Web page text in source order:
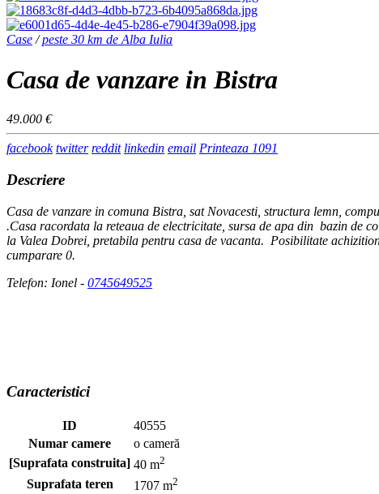
Case/peste 30 km de Alba Iulia
Casa de vanzare in Bistra
49.000 €
facebook twitter reddit linkedin email Printeaza 1091
Descriere
Casa de vanzare in comuna Bistra, sat Novacesti, structura lemn,
.Casa racordata la reteaua de electricitate, sursa de apa din bazin de
la Valea Dobrei, pretabila pentru casa de vacanta. Posibilitate
cumparare 0.
Telefon: Ionel - 0745649525
Caracteristici
ID
40555
Numar camere
o cameră
[Suprafata construita] 40 m2
Suprafata teren 1707 m2